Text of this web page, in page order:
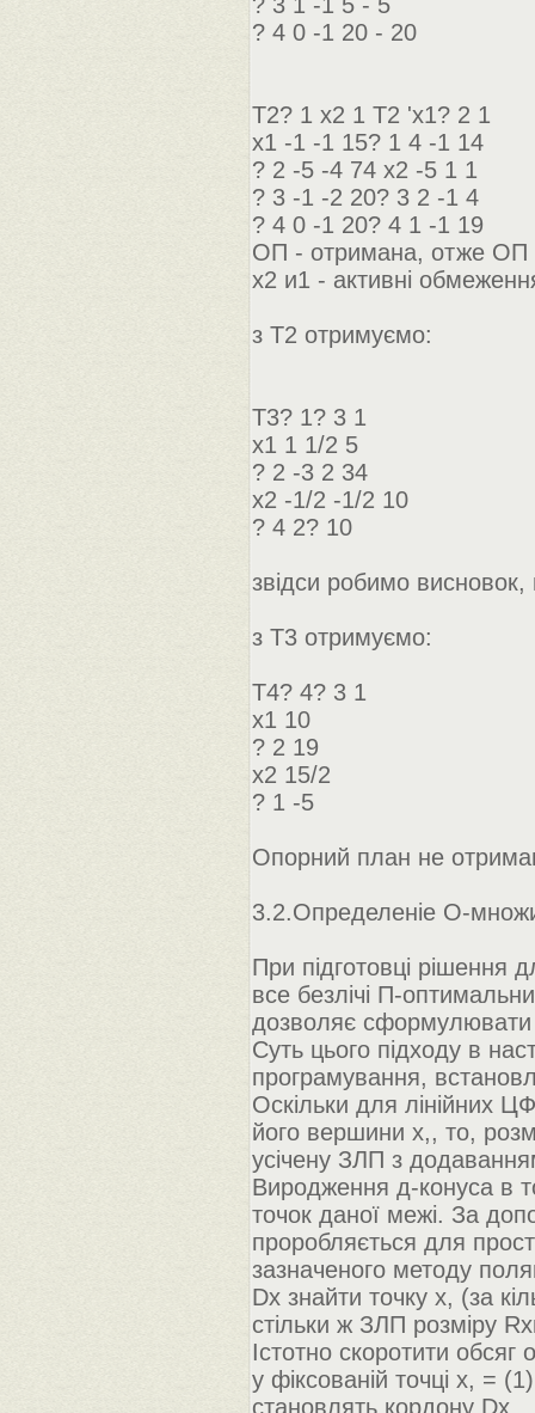
? 4 0 -1 20 - 20
Т2? 1 x2 1 Т2 'x1? 2 1
х1 -1 -1 15? 1 4 -1 14
? 2 -5 -4 74 x2 -5 1 1
? 3 -1 -2 20? 3 2 -1 4
? 4 0 -1 20? 4 1 -1 19
ОП - отримана, отже ОП
х2 и1 - активні
з Т2 отримуємо:
Т3? 1? 3 1
x1 1 1/2 5
? 2 -3 2 34
x2 -1/2 -1/2 10
? 4 2? 10
звідси робимо
з Т3 отримуємо:
Т4? 4? 3 1
x1 10
? 2 19
x2 15/2
? 1 -5
Опорний план не
3.2.Определеніе О-
При підготовці рішення
все безлічі П-
дозволяє сформулювати
Суть цього підходу в
програмування,
Оскільки для лінійних
його вершини х,, то,
усічену ЗЛП з
Виродження д-конуса в
точок даної межі. За
проробляється для
зазначеного методу
Dx знайти точку х, (за
стільки ж ЗЛП розміру
Істотно скоротити
у фіксованій точці х, =
становлять кордону Dx